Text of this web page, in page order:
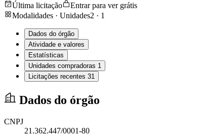
Última licitação
Entrar para ver grátis
Modalidades · Unidades2 · 1
Dados do órgão
Atividade e valores
Estatísticas
Unidades compradoras 1
Licitações recentes 31
Dados do órgão
CNPJ
21.362.447/0001-80